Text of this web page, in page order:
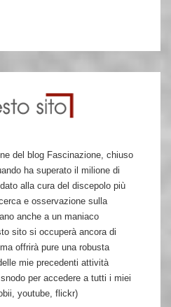
del blog Fascinazione, chiuso
ha superato il milione di
alla cura del discepolo più
e osservazione sulla
anche a un maniaco
sito si occuperà ancora di
offrirà pure una robusta
mie precedenti attività
per accedere a tutti i miei
youtube, flickr)